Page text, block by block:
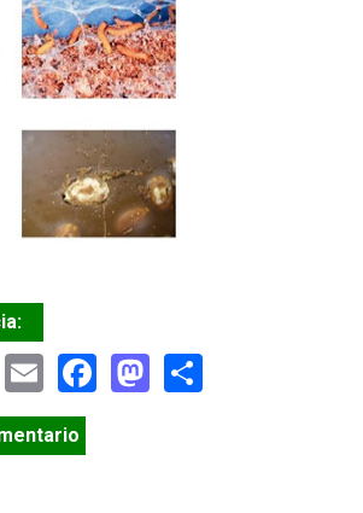
TwitterEmailFacebook
Mastodon